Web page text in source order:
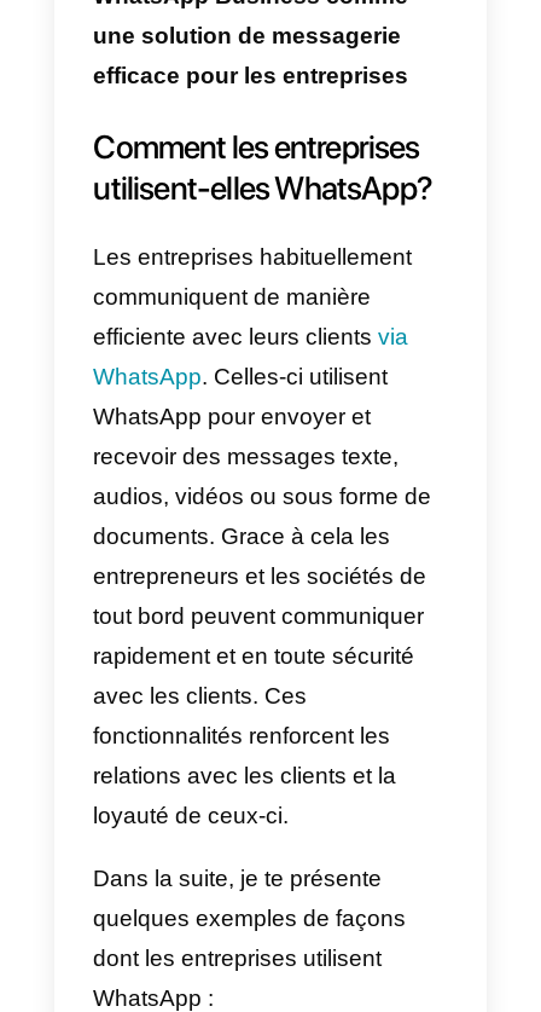
directes et rapides sont
privilégiées aux communications
WhatsApp Business
à son
les plus efficaces pour ce genre
de pratiques. Elle a montré la
aux entreprises qui voulaient
améliorer la communication avec
leurs clients.
Dans cet article, nous
découvrirons comment utiliser
WhatsApp Business comme
une solution de messagerie
efficace pour les entreprises
Comment les entreprises
utilisent-elles WhatsApp?
Les entreprises habituellement